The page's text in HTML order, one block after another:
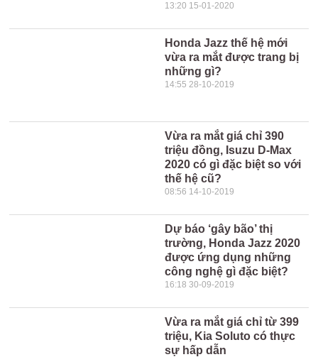
13:20 15-01-2020
Honda Jazz thế hệ mới
vừa ra mắt được trang bị
những gì?
14:55 28-10-2019
Vừa ra mắt giá chỉ 390
triệu đồng, Isuzu D-Max
2020 có gì đặc biệt so với
thế hệ cũ?
08:56 14-10-2019
Dự báo ‘gây bão’ thị
trường, Honda Jazz 2020
được ứng dụng những
công nghệ gì đặc biệt?
16:18 30-09-2019
Vừa ra mắt giá chỉ từ 399
triệu, Kia Soluto có thực
sự hấp dẫn